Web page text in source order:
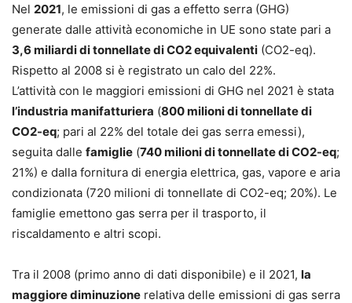
Nel 2021, le emissioni di gas a effetto serra (GHG)
generate dalle attività economiche in UE sono state pari a
3,6 miliardi di tonnellate di CO2 equivalenti (CO2-eq).
Rispetto al 2008 si è registrato un calo del 22%.
L’attività con le maggiori emissioni di GHG nel 2021 è stata
l’industria manifatturiera (800 milioni di tonnellate di
CO2-eq; pari al 22% del totale dei gas serra emessi),
seguita dalle famiglie (740 milioni di tonnellate di CO2-eq;
21%) e dalla fornitura di energia elettrica, gas, vapore e aria
condizionata (720 milioni di tonnellate di CO2-eq; 20%). Le
famiglie emettono gas serra per il trasporto, il
riscaldamento e altri scopi.
Tra il 2008 (primo anno di dati disponibile) e il 2021, la
maggiore diminuzione relativa delle emissioni di gas serra